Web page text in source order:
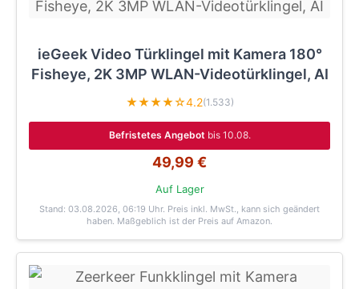
ieGeek Video Türklingel mit Kamera 180°
Fisheye, 2K 3MP WLAN-Videotürklingel, AI
★★★★☆4.2(1.533)
Befristetes Angebot bis 10.08.
49,99 €
Auf Lager
Stand: 03.08.2026, 06:19 Uhr. Preis inkl. MwSt., kann sich geändert
haben. Maßgeblich ist der Preis auf Amazon.